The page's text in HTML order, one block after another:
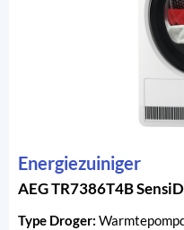
Energiezuiniger
AEG TR7386T4B
Type Droger: